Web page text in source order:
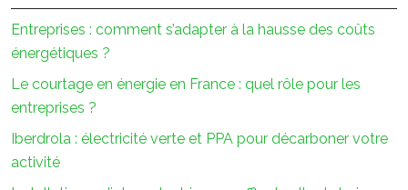
Entreprises : comment s’adapter à la hausse des coûts
énergétiques ?
Le courtage en énergie en France : quel rôle pour les
entreprises ?
Iberdrola : électricité verte et PPA pour décarboner votre
activité